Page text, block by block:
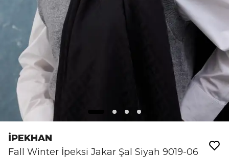
İPEKHAN
Fall Winter İpeksi Jakar Şal Siyah 9019-06